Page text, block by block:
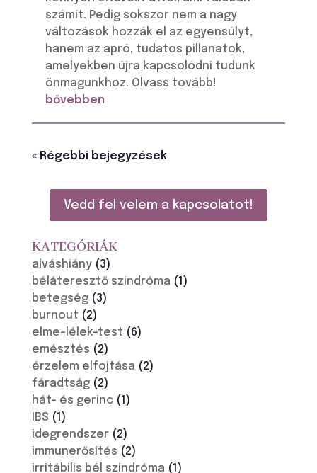
számít. Pedig sokszor nem a nagy
változások hozzák el az egyensúlyt,
hanem az apró, tudatos pillanatok,
amelyekben újra kapcsolódni tudunk
önmagunkhoz. Olvass tovább!
bővebben
« Régebbi bejegyzések
Vedd fel velem a kapcsolatot!
KATEGÓRIÁK
alváshiány(3)
béláteresztő szindróma(1)
betegség(3)
burnout (2)
elme-lélek-test (6)
emésztés (2)
érzelem elfojtása(2)
fáradtság(2)
hát- és gerinc(1)
IBS (1)
idegrendszer(2)
immunerősítés (2)
irritábilis bél szindróma(1)